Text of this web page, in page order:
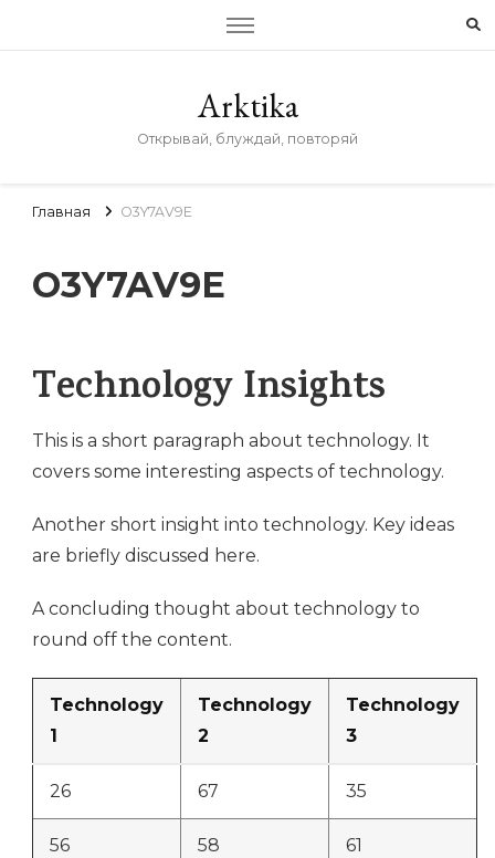
Arktika
Открывай, блуждай, повторяй
Главная O3Y7AV9E
O3Y7AV9E
Technology Insights
This is a short paragraph about technology. It
covers some interesting aspects of technology.
Another short insight into technology. Key ideas
are briefly discussed here.
A concluding thought about technology to
round off the content.
Technology
1
Technology
2
Technology
3
26 67 35
56 58 61